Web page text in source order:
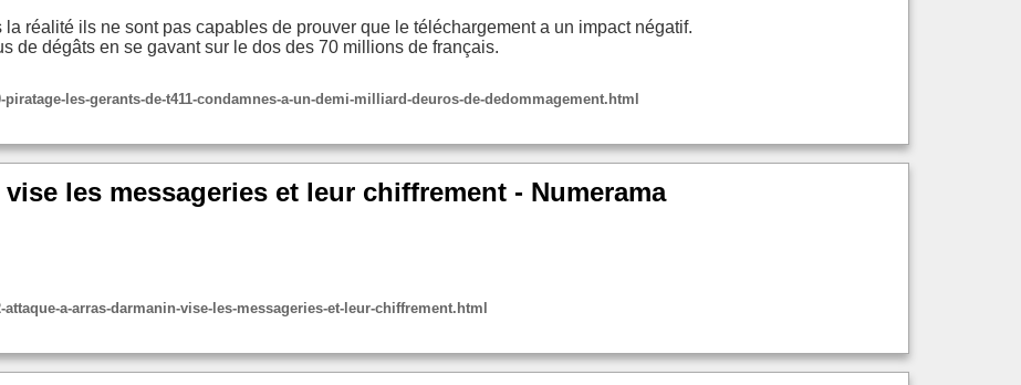
réalité ils ne sont pas capables de prouver que le téléchargement a un impact négatif.
de dégâts en se gavant sur le dos des 70 millions de français.
les-gerants-de-t411-condamnes-a-un-demi-milliard-deuros-de-dedommagement.html
les messageries et leur chiffrement - Numerama
a-arras-darmanin-vise-les-messageries-et-leur-chiffrement.html